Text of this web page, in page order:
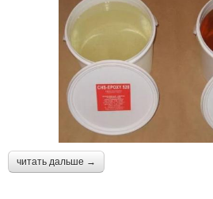
читать дальше →